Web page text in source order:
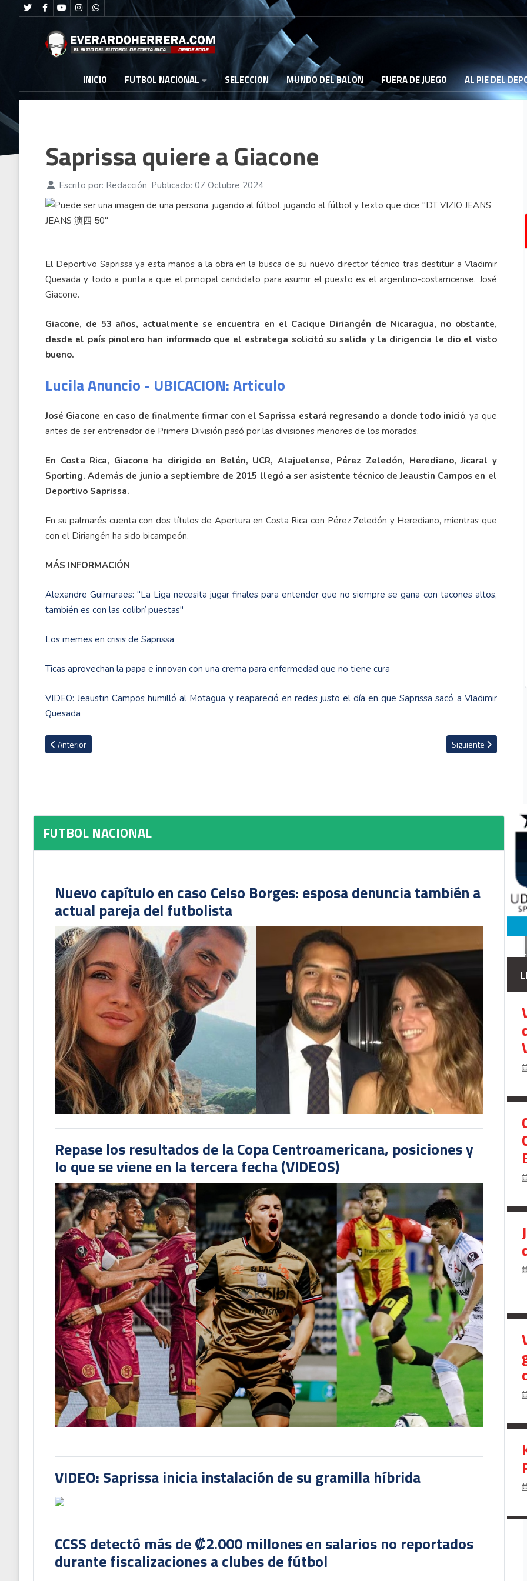
INICIO FUTBOL NACIONAL SELECCION MUNDO DEL BALON FUERA DE JUEGO AL PIE DEL
Saprissa quiere a Giacone
Escrito por: Redacción Publicado: 07 Octubre 2024
El Deportivo Saprissa ya esta manos a la obra en la busca de su nuevo director técnico tras destituir a Vladimir
Quesada y todo a punta a que el principal candidato para asumir el puesto es el argentino-costarricense, José
Giacone.
Giacone, de 53 años, actualmente se encuentra en el Cacique Diriangén de Nicaragua, no obstante,
desde el país pinolero han informado que el estratega solicitó su salida y la dirigencia le dio el visto
bueno.
Lucila Anuncio - UBICACION: Articulo
José Giacone en caso de finalmente firmar con el Saprissa estará regresando a donde todo inició, ya que
antes de ser entrenador de Primera División pasó por las divisiones menores de los morados.
En Costa Rica, Giacone ha dirigido en Belén, UCR, Alajuelense, Pérez Zeledón, Herediano, Jicaral y
Sporting. Además de junio a septiembre de 2015 llegó a ser asistente técnico de Jeaustin Campos en el
Deportivo Saprissa.
En su palmarés cuenta con dos títulos de Apertura en Costa Rica con Pérez Zeledón y Herediano, mientras que
con el Diriangén ha sido bicampeón.
MÁS INFORMACIÓN
Alexandre Guimaraes: "La Liga necesita jugar finales para entender que no siempre se gana con tacones altos,
también es con las colibrí puestas"
Los memes en crisis de Saprissa
Ticas aprovechan la papa e innovan con una crema para enfermedad que no tiene cura
VIDEO: Jeaustin Campos humilló al Motagua y reapareció en redes justo el día en que Saprissa sacó a Vladimir
Quesada
Artículo anterior: Balanza en la jornada 14 se inclinó para los visitantes
Anterior Artículo siguiente:
Siguiente
FUTBOL NACIONAL
Nuevo capítulo en caso Celso Borges: esposa denuncia también a
actual pareja del futbolista
Repase los resultados de la Copa Centroamericana, posiciones y
lo que se viene en la tercera fecha (VIDEOS)
VIDEO: Saprissa inicia instalación de su gramilla híbrida
CCSS detectó más de ₡2.000 millones en salarios no reportados
durante fiscalizaciones a clubes de fútbol